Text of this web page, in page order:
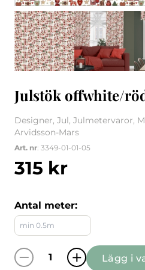
Julstök offwhite/
Designer, Jul, Julmetervaror,
Arvidsson-Mars
Art. nr: 3349-01-01-05
315 kr
Antal meter:
Julstök offwhite/
Lägg i